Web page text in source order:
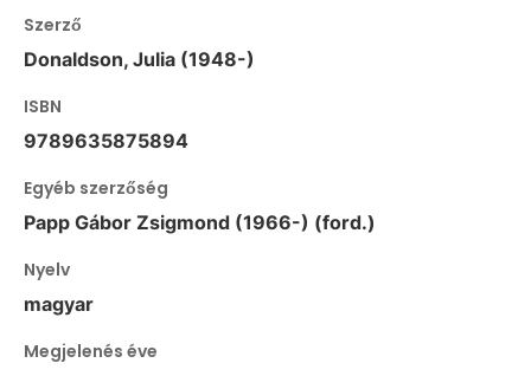
Szerző
Donaldson, Julia (1948-)
ISBN
9789635875894
Egyéb szerzőség
Papp Gábor Zsigmond (1966-) (ford.)
Nyelv
magyar
Megjelenés éve